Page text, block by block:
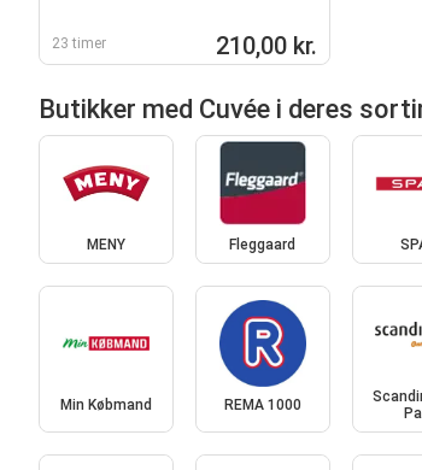
CÔTES DU RHÔNE
23 timer 210,00 kr.
Butikker med Cuvée i deres
MENY Fleggaard
Min Købmand REMA 1000